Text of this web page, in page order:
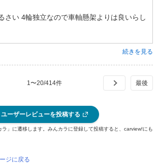
さい 4輪独立なので車軸懸架よりは良いらし
続きを見る
1〜20/414件
ユーザーレビューを投稿する
」に遷移します。みんカラに登録して投稿すると、carview!にも
ジに戻る